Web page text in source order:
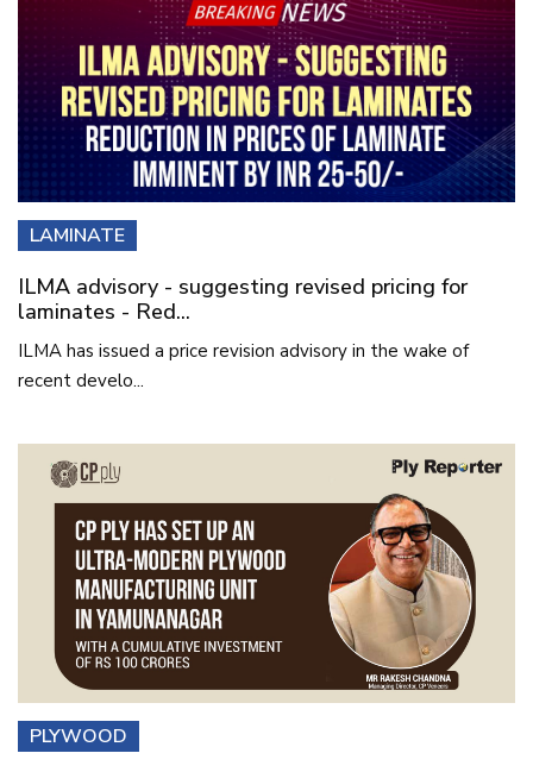
LAMINATE
ILMA advisory - suggesting revised pricing for
laminates - Red...
ILMA has issued a price revision advisory in the wake of
recent develo...
PLYWOOD